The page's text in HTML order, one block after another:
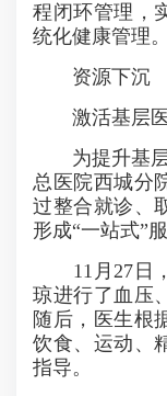
程闭环管理，
统化健康管理。
资源下沉
激活基层医
为提升基层
总医院西城分
过整合就诊、
形成“一站式”
11月27日，
琼进行了血压
随后，医生根
饮食、运动、
指导。